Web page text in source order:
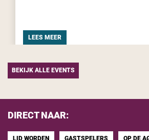
LEES MEER
BEKIJK ALLE EVENTS
DIRECT NAAR: